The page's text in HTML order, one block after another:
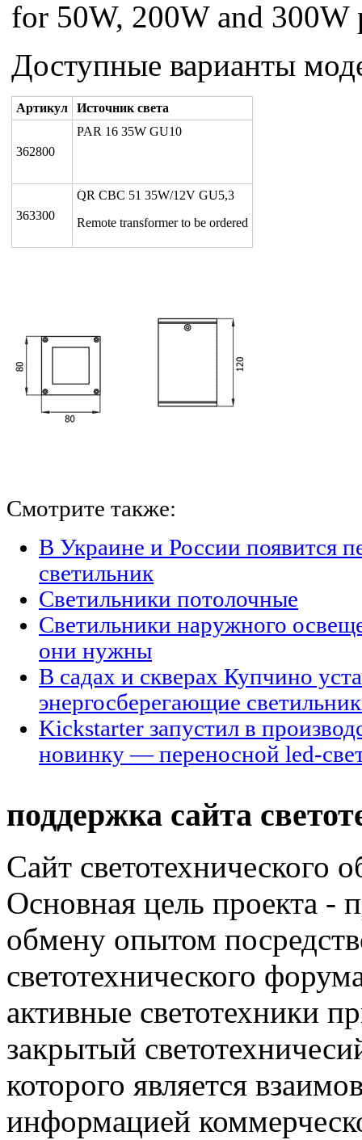
for 50W, 200W and 300W
Доступные варианты
Артикул Источник света
362800
PAR 16 35W GU10
363300
QR CBC 51 35W/12V GU5,3
Remote transformer to be ordered
Смотрите также:
В Украине и России появится
светильник
Светильники потолочные
Светильники наружного
они нужны
В садах и скверах Купчино
энергосберегающие
Kickstarter запустил в
новинку — переносной led-
поддержка сайта
Сайт светотехнического
Основная цель проекта -
обмену опытом
светотехнического
активные светотехники
закрытый
которого является
информацией